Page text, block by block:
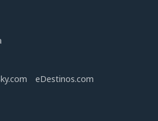
eDestinos.com